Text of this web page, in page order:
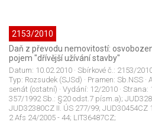
2153/2010
Daň z převodu nemovitostí:
pojem "dřívější užívání stavby"
Datum: 10.02.2010 · Sbírkové č.: 2153/
Typ: Rozsudek (SJSd) · Pramen: Sb.NSS ·
senát (ostatní) · Vydání: 12/2010 · Strana:
357/1992 Sb.: §20 odst.7 písm.a);
JUD32380CZ II. ÚS 277/99; JUD30454CZ
2 Afs 24/2005 - 44; LIT36487CZ;